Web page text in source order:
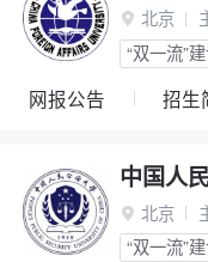
 北京
“双一流”
网报公告 招生
中国人
 北京
“双一流”